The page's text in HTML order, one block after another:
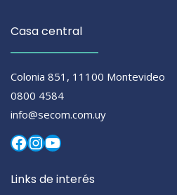
Casa central
Colonia 851, 11100 Montevideo
0800 4584
info@secom.com.uy
Facebook
Instagram
YouTube
Links de interés